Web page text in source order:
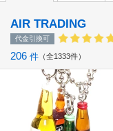
AIR TRADING
代金引換可
206 件 全1333件